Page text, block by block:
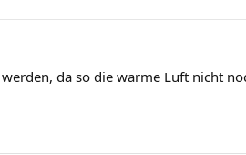
da so die warme Luft nicht